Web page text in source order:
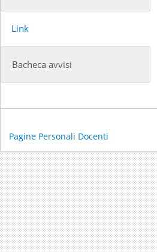
Link
Bacheca avvisi
Pagine Personali Docenti